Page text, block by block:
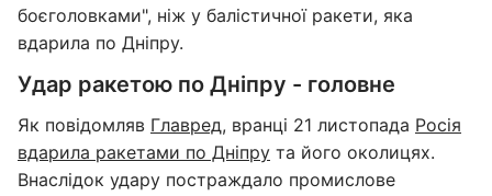
боєголовками", ніж у балістичної ракети, яка
вдарила по Дніпру.
Удар ракетою по Дніпру - головне
Як повідомляв Главред, вранці 21 листопада Росія
вдарила ракетами по Дніпру та його околицях.
Внаслідок удару постраждало промислове